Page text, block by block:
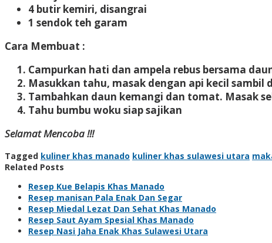
4 butir kemiri, disangrai
1 sendok teh garam
Cara Membuat :
Campurkan hati dan ampela rebus bersama
Masukkan tahu, masak dengan api kecil
Tambahkan daun kemangi dan tomat. Masak
Tahu bumbu woku siap sajikan
Selamat Mencoba !!!
Tagged kuliner khas manado kuliner khas sulawesi utara
Related Posts
Resep Kue Belapis Khas Manado
Resep manisan Pala Enak Dan Segar
Resep Miedal Lezat Dan Sehat Khas Manado
Resep Saut Ayam Spesial Khas Manado
Resep Nasi Jaha Enak Khas Sulawesi Utara